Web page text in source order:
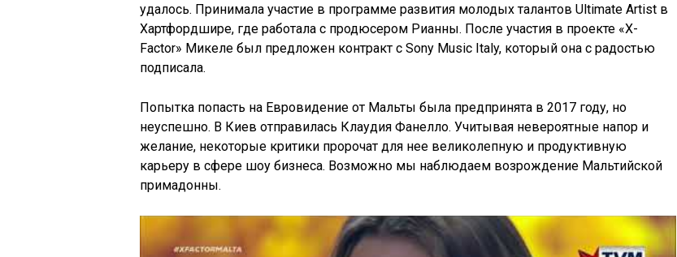
удалось. Принимала участие в программе развития молодых талантов Ultimate Artist в
Хартфордшире, где работала с продюсером Рианны. После участия в проекте «X-
Factor» Микеле был предложен контракт с Sony Music Italy, который она с радостью
подписала.
Попытка попасть на Евровидение от Мальты была предпринята в 2017 году, но
неуспешно. В Киев отправилась Клаудия Фанелло. Учитывая невероятные напор и
желание, некоторые критики пророчат для нее великолепную и продуктивную
карьеру в сфере шоу бизнеса. Возможно мы наблюдаем возрождение Мальтийской
примадонны.